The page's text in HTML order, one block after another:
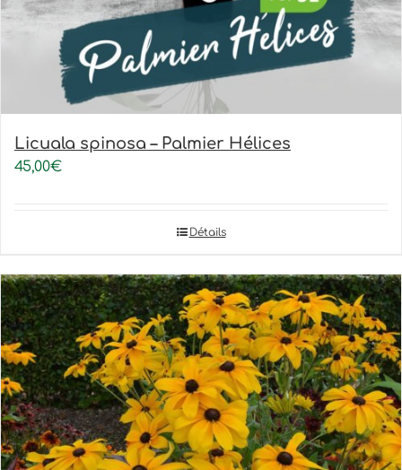
Licuala spinosa – Palmier Hélices
45,00€
Détails